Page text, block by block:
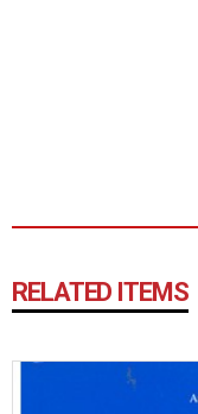
RELATED ITEMS